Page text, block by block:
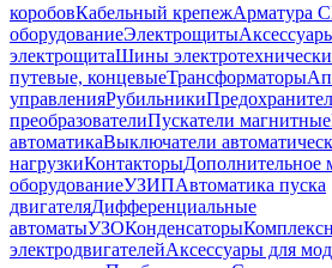
коробовКабельный крепежАрматура
оборудованиеЭлектрощиты
электрощитаШины
путевые, концевыеТрансформаторы
управленияРубильники
преобразователиПускатели магнитные
автоматикаВыключатели
нагрузкиКонтакторыДополнительное
оборудованиеУЗИПАвтоматика пуска
двигателяДифференциальные
автоматыУЗОКонденсаторы
электродвигателейАксессуары для